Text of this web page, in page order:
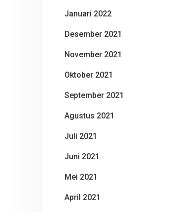
Januari 2022
Desember 2021
November 2021
Oktober 2021
September 2021
Agustus 2021
Juli 2021
Juni 2021
Mei 2021
April 2021